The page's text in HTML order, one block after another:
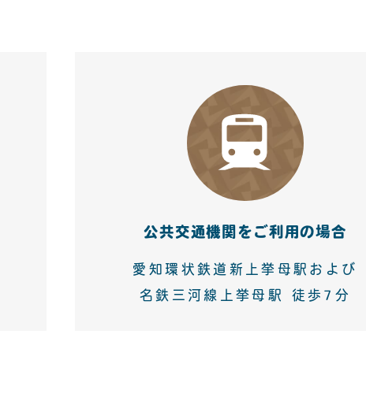
公共交通機関をご利用の場合
愛知環状鉄道新上挙母駅および
名鉄三河線上挙母駅 徒歩7分